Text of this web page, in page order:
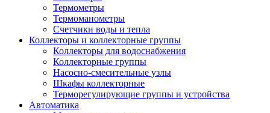
Термометры
Термоманометры
Счетчики воды и тепла
Коллекторы и коллекторные группы
Коллекторы для водоснабжения
Коллекторные группы
Насосно-смесительные узлы
Шкафы коллекторные
Терморегулирующие группы и устройства
Автоматика